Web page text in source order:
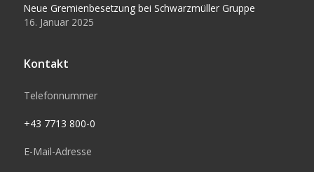
Neue Gremienbesetzung bei Schwarzmüller Gruppe
16. Januar 2025
Kontakt
Telefonnummer
+43 7713 800-0
E-Mail-Adresse